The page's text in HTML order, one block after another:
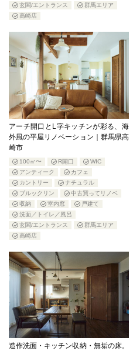
玄関/エントランス
群馬エリア
高崎店
アーチ開口とL字キッチンが彩る、海
外風の平屋リノベーション｜群馬県高
崎市
100㎡〜 R開口
WIC
アンティーク
カフェ
カントリー
ナチュラル
ブルックリン
中古買ってリノベ
収納
室内窓
戸建て
洗面／トイレ／風呂
玄関/エントランス
群馬エリア
高崎店
造作洗面・キッチン収納・無垢の床。